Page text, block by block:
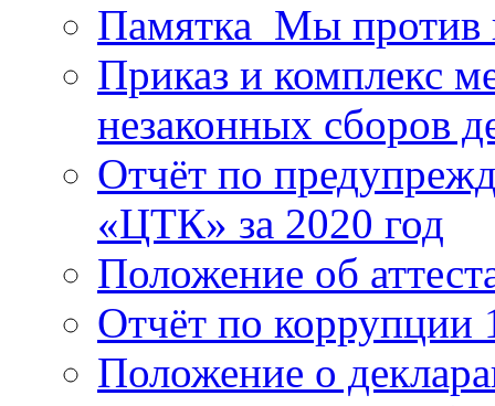
Памятка_Мы против
Приказ и комплекс
незаконных сборов
Отчёт по
«ЦТК» за 2020 год
Положение об
Отчёт по коррупции
Положение о